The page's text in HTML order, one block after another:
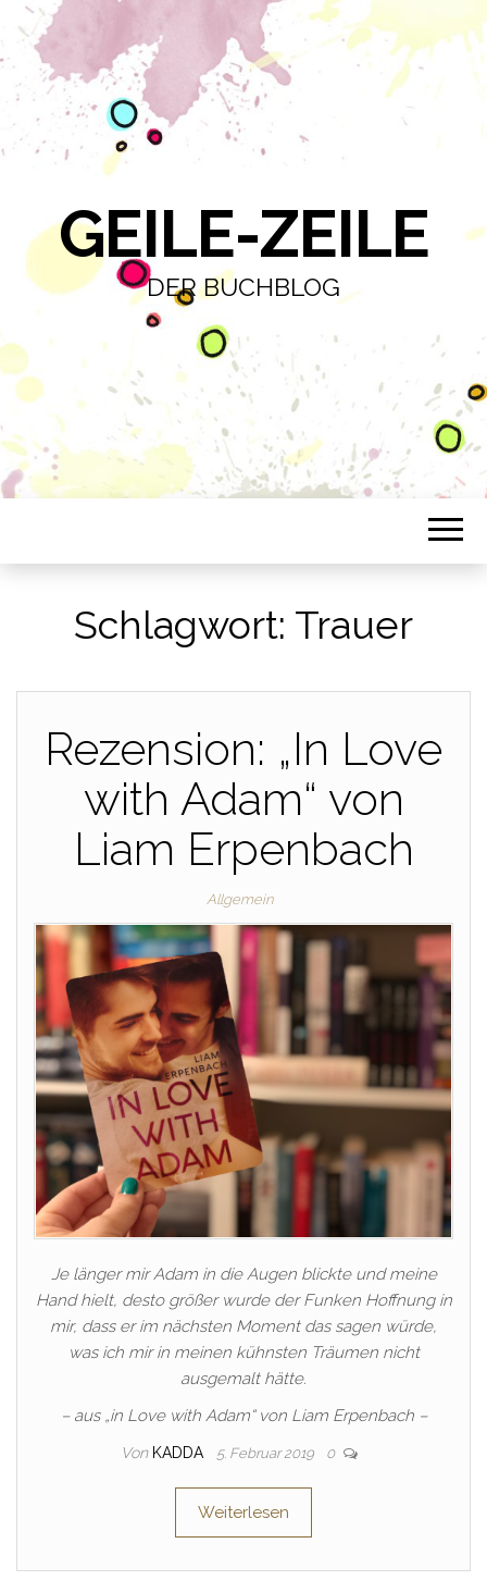
GEILE-ZEILE
DER BUCHBLOG
Schlagwort: Trauer
Rezension: „In Love
with Adam“ von
Liam Erpenbach
Allgemein
Je länger mir Adam in die Augen blickte und meine
Hand hielt, desto größer wurde der Funken Hoffnung in
mir, dass er im nächsten Moment das sagen würde,
was ich mir in meinen kühnsten Träumen nicht
ausgemalt hätte.
– aus „in Love with Adam“ von Liam Erpenbach –
Von KADDA 5. Februar 2019 0
Weiterlesen